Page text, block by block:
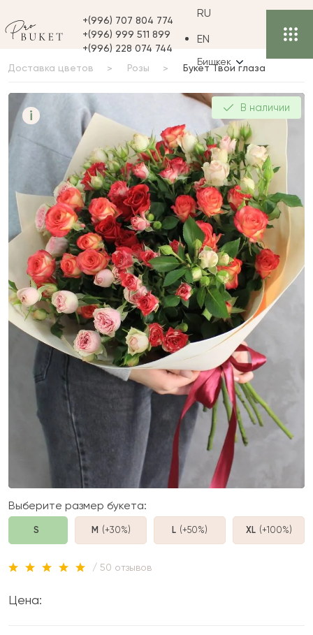
+(996) 707 804 774
+(996) 999 511 899
+(996) 228 074 744
RU
EN
Бишкек
Доставка цветов Розы Букет Твои глаза
i Букет Твои глаза В наличии
Выберите размер букета:
S M (+30%) L (+50%) XL (+100%)
/ 50 отзывов
Цена: